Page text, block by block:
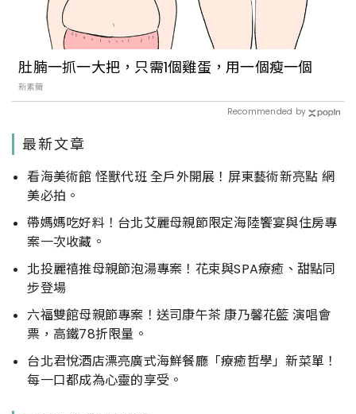
肚腩一抓一大把，只需1個雞蛋，用一個瘦一個
新素簡
Recommended by
最新文章
看海美術館 怪獸代班 全戶外開展！屏東藝術新亮點 網
美必拍。
帶媽媽吃好料！台北艾麗母親節限定海陸饗宴與住房專
案一次收藏。
北投麗禧推母親節泡湯專案！花束與SPA療癒、甜點同
步登場
六福雙館母親節專案！送司康午茶 康乃馨花籃 演唱會
票，高鐵78折限量。
台北君悅酒店漂亮廣式海鮮餐廳「療癒哲學」新菜單！
每一口都成為心靈的享受。